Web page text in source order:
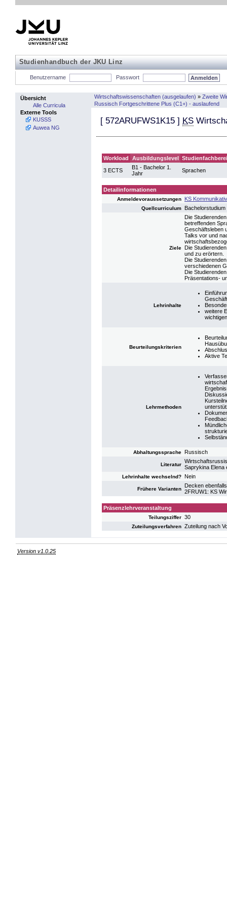
Studienhandbuch der JKU Linz
Benutzername Passwort
Übersicht
Alle Curricula
Externe Tools
KUSSS
Auwea NG
Wirtschaftswissenschaften (ausgelaufen) » Zweite
Russisch Fortgeschrittene Plus (C1+) - auslaufend
[ 572ARUFWS1K15 ] KS
Workload Ausbildungslevel
3 ECTS
B1 - Bachelor 1.
Jahr
Sprachen
Detailinformationen
Anmeldevoraussetzungen KS
Quellcurriculum
Ziele
Die
betreffenden
Geschäftsleben
Talks vor und
Die
und zu erörtern.
Die
verschiedenen
Die
Präsentations-
Lehrinhalte
weitere
Beurteilungskriterien
Aktive
Lehrmethoden
Abhaltungssprache Russisch
Literatur Saprykina Elena
Lehrinhalte wechselnd? Nein
Frühere Varianten
Decken
2FRUW1: KS
Präsenzlehrveranstaltung
Teilungsziffer 30
Zuteilungsverfahren Zuteilung nach
Version v1.0.25